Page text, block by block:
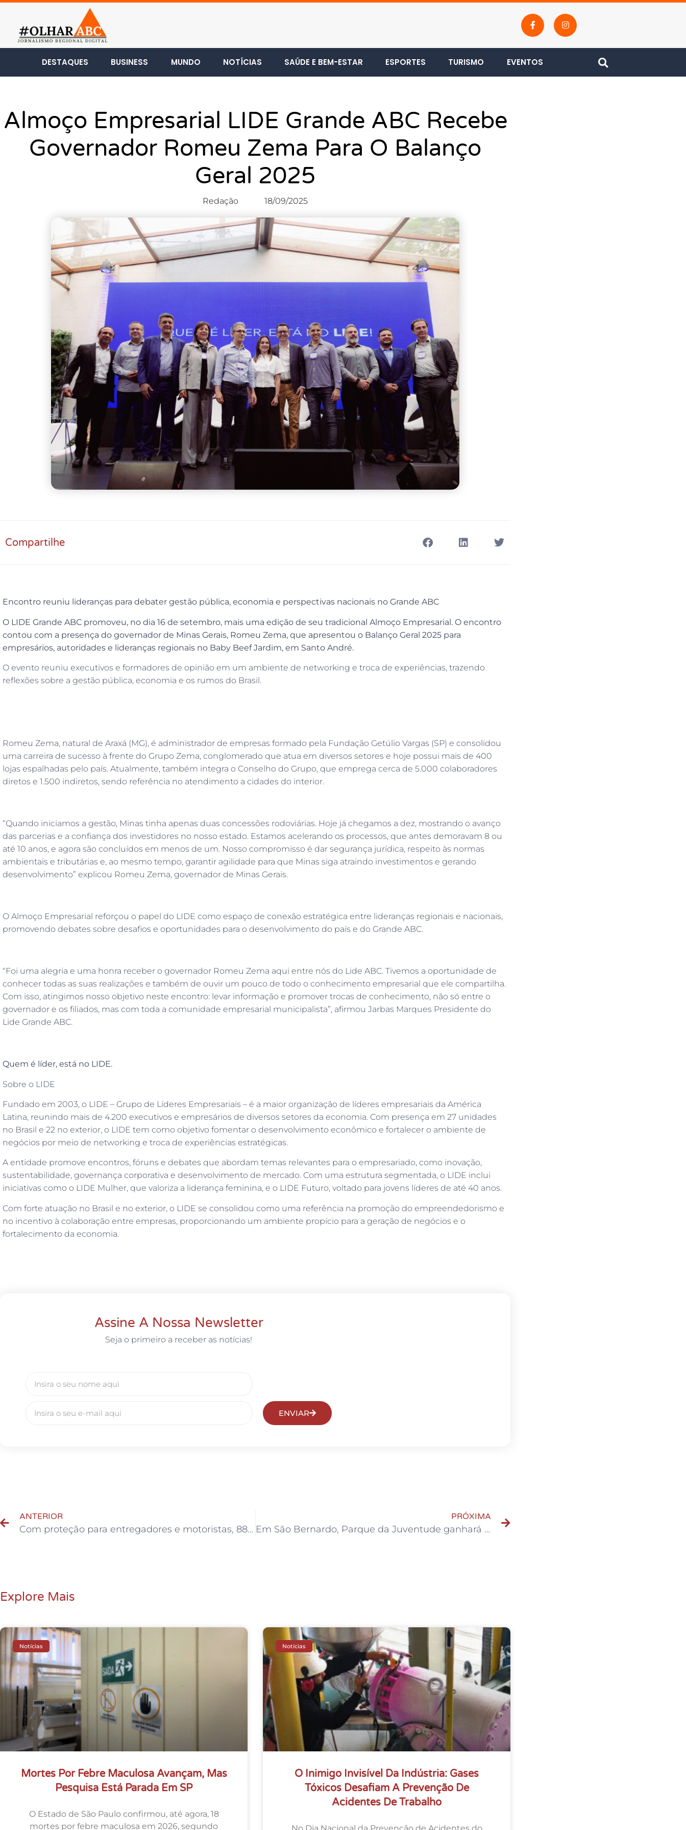
DESTAQUES BUSINESS MUNDO NOTÍCIAS SAÚDE E BEM-ESTAR ESPORTES TURISMO EVENTOS
Almoço Empresarial LIDE Grande ABC Recebe
Governador Romeu Zema Para O Balanço
Geral 2025
Redação 18/09/2025
Compartilhe
Encontro reuniu lideranças para debater gestão pública, economia e perspectivas nacionais no Grande ABC
O LIDE Grande ABC promoveu, no dia 16 de setembro, mais uma edição de seu tradicional Almoço Empresarial. O encontro
contou com a presença do governador de Minas Gerais, Romeu Zema, que apresentou o Balanço Geral 2025 para
empresários, autoridades e lideranças regionais no Baby Beef Jardim, em Santo André.
O evento reuniu executivos e formadores de opinião em um ambiente de networking e troca de experiências, trazendo
reflexões sobre a gestão pública, economia e os rumos do Brasil.
Romeu Zema, natural de Araxá (MG), é administrador de empresas formado pela Fundação Getúlio Vargas (SP) e consolidou
uma carreira de sucesso à frente do Grupo Zema, conglomerado que atua em diversos setores e hoje possui mais de 400
lojas espalhadas pelo país. Atualmente, também integra o Conselho do Grupo, que emprega cerca de 5.000 colaboradores
diretos e 1.500 indiretos, sendo referência no atendimento a cidades do interior.
“Quando iniciamos a gestão, Minas tinha apenas duas concessões rodoviárias. Hoje já chegamos a dez, mostrando o avanço
das parcerias e a confiança dos investidores no nosso estado. Estamos acelerando os processos, que antes demoravam 8 ou
até 10 anos, e agora são concluídos em menos de um. Nosso compromisso é dar segurança jurídica, respeito às normas
ambientais e tributárias e, ao mesmo tempo, garantir agilidade para que Minas siga atraindo investimentos e gerando
desenvolvimento” explicou Romeu Zema, governador de Minas Gerais.
O Almoço Empresarial reforçou o papel do LIDE como espaço de conexão estratégica entre lideranças regionais e nacionais,
promovendo debates sobre desafios e oportunidades para o desenvolvimento do país e do Grande ABC.
“Foi uma alegria e uma honra receber o governador Romeu Zema aqui entre nós do Lide ABC. Tivemos a oportunidade de
conhecer todas as suas realizações e também de ouvir um pouco de todo o conhecimento empresarial que ele compartilha.
Com isso, atingimos nosso objetivo neste encontro: levar informação e promover trocas de conhecimento, não só entre o
governador e os filiados, mas com toda a comunidade empresarial municipalista”, afirmou Jarbas Marques Presidente do
Lide Grande ABC.
Quem é líder, está no LIDE.
Sobre o LIDE
Fundado em 2003, o LIDE – Grupo de Líderes Empresariais – é a maior organização de líderes empresariais da América
Latina, reunindo mais de 4.200 executivos e empresários de diversos setores da economia. Com presença em 27 unidades
no Brasil e 22 no exterior, o LIDE tem como objetivo fomentar o desenvolvimento econômico e fortalecer o ambiente de
negócios por meio de networking e troca de experiências estratégicas.
A entidade promove encontros, fóruns e debates que abordam temas relevantes para o empresariado, como inovação,
sustentabilidade, governança corporativa e desenvolvimento de mercado. Com uma estrutura segmentada, o LIDE inclui
iniciativas como o LIDE Mulher, que valoriza a liderança feminina, e o LIDE Futuro, voltado para jovens líderes de até 40 anos.
Com forte atuação no Brasil e no exterior, o LIDE se consolidou como uma referência na promoção do empreendedorismo e
no incentivo à colaboração entre empresas, proporcionando um ambiente propício para a geração de negócios e o
fortalecimento da economia.
Assine A Nossa Newsletter
Seja o primeiro a receber as notícias!
ENVIAR
ANTERIOR
Com proteção para entregadores e motoristas, 88i impulsiona estratégia ESG no mercado de seguros
PRÓXIMA
Em São Bernardo, Parque da Juventude ganhará nova iluminação em LED
Explore Mais
Notícias
Mortes Por Febre Maculosa Avançam, Mas
Pesquisa Está Parada Em SP
O Estado de São Paulo confirmou, até agora, 18
mortes por febre maculosa em 2026, segundo
Notícias
O Inimigo Invisível Da Indústria: Gases
Tóxicos Desafiam A Prevenção De
Acidentes De Trabalho
No Dia Nacional da Prevenção de Acidentes do